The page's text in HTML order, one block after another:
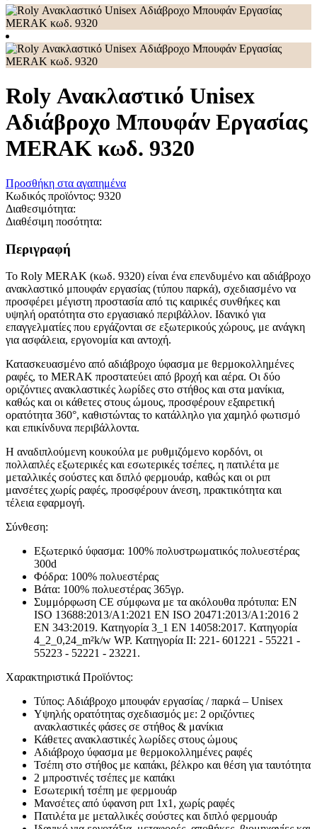
Roly Ανακλαστικό Unisex
Αδιάβροχο Μπουφάν Εργασίας
MERAK κωδ. 9320
Προσθήκη στα αγαπημένα
Κωδικός προϊόντος: 9320
Διαθεσιμότητα:
Διαθέσιμη ποσότητα:
Περιγραφή
Το Roly MERAK (κωδ. 9320) είναι ένα επενδυμένο και αδιάβροχο
ανακλαστικό μπουφάν εργασίας (τύπου παρκά), σχεδιασμένο να
προσφέρει μέγιστη προστασία από τις καιρικές συνθήκες και
υψηλή ορατότητα στο εργασιακό περιβάλλον. Ιδανικό για
επαγγελματίες που εργάζονται σε εξωτερικούς χώρους, με ανάγκη
για ασφάλεια, εργονομία και αντοχή.
Κατασκευασμένο από αδιάβροχο ύφασμα με θερμοκολλημένες
ραφές, το MERAK προστατεύει από βροχή και αέρα. Οι δύο
οριζόντιες ανακλαστικές λωρίδες στο στήθος και στα μανίκια,
καθώς και οι κάθετες στους ώμους, προσφέρουν εξαιρετική
ορατότητα 360°, καθιστώντας το κατάλληλο για χαμηλό φωτισμό
και επικίνδυνα περιβάλλοντα.
Η αναδιπλούμενη κουκούλα με ρυθμιζόμενο κορδόνι, οι
πολλαπλές εξωτερικές και εσωτερικές τσέπες, η πατιλέτα με
μεταλλικές σούστες και διπλό φερμουάρ, καθώς και οι ριπ
μανσέτες χωρίς ραφές, προσφέρουν άνεση, πρακτικότητα και
τέλεια εφαρμογή.
Σύνθεση:
Εξωτερικό ύφασμα: 100% πολυστρωματικός πολυεστέρας
300d
Φόδρα: 100% πολυεστέρας
Βάτα: 100% πολυεστέρας 365γρ.
Συμμόρφωση CE σύμφωνα με τα ακόλουθα πρότυπα: EN
ISO 13688:2013/A1:2021 EN ISO 20471:2013/A1:2016 2
EN 343:2019. Κατηγορία 3_1 EN 14058:2017. Κατηγορία
4_2_0,24_m²k/w WP. Κατηγορία II: 221- 601221 - 55221 -
55223 - 52221 - 23221.
Χαρακτηριστικά Προϊόντος:
Τύπος: Αδιάβροχο μπουφάν εργασίας / παρκά – Unisex
Υψηλής ορατότητας σχεδιασμός με: 2 οριζόντιες
ανακλαστικές φάσες σε στήθος & μανίκια
Κάθετες ανακλαστικές λωρίδες στους ώμους
Αδιάβροχο ύφασμα με θερμοκολλημένες ραφές
Τσέπη στο στήθος με καπάκι, βέλκρο και θέση για ταυτότητα
2 μπροστινές τσέπες με καπάκι
Εσωτερική τσέπη με φερμουάρ
Μανσέτες από ύφανση ριπ 1x1, χωρίς ραφές
Πατιλέτα με μεταλλικές σούστες και διπλό φερμουάρ